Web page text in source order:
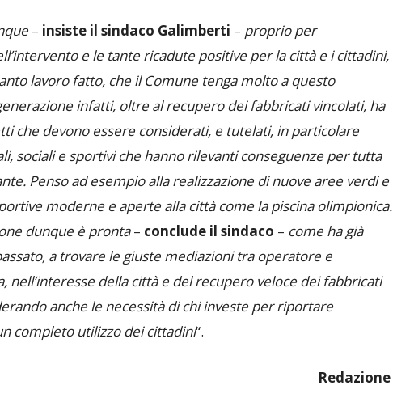
– insiste il sindaco Galimberti – proprio per
e le tante ricadute positive per la città e i cittadini,
lavoro fatto, che il Comune tenga molto a questo
infatti, oltre al recupero dei fabbricati vincolati, ha
che devono essere considerati, e tutelati, in particolare
sociali e sportivi che hanno rilevanti conseguenze per tutta
Penso ad esempio alla realizzazione di nuove aree verdi e
moderne e aperte alla città come la piscina olimpionica.
dunque è pronta– conclude il sindaco – come ha già
a trovare le giuste mediazioni tra operatore e
nell’interesse della città e del recupero veloce dei fabbricati
anche le necessità di chi investe per riportare
completo utilizzo dei cittadini“.
Redazione